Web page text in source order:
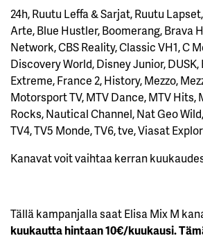
24h, Ruutu Leffa & Sarjat, Ruutu
Arte, Blue Hustler, Boomerang, Brava
Network, CBS Reality, Classic VH1, C
Discovery World, Disney Junior, DUSK,
Extreme, France 2, History, Mezzo,
Motorsport TV, MTV Dance, MTV Hits,
Rocks, Nautical Channel, Nat Geo
TV4, TV5 Monde, TV6, tve, Viasat
Kanavat voit vaihtaa kerran
Tällä kampanjalla saat Elisa Mix M
kuukautta hintaan 10€/kuukausi.